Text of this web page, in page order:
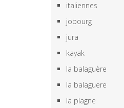
italiennes
jobourg
jura
kayak
la balaguère
la balaguere
la plagne